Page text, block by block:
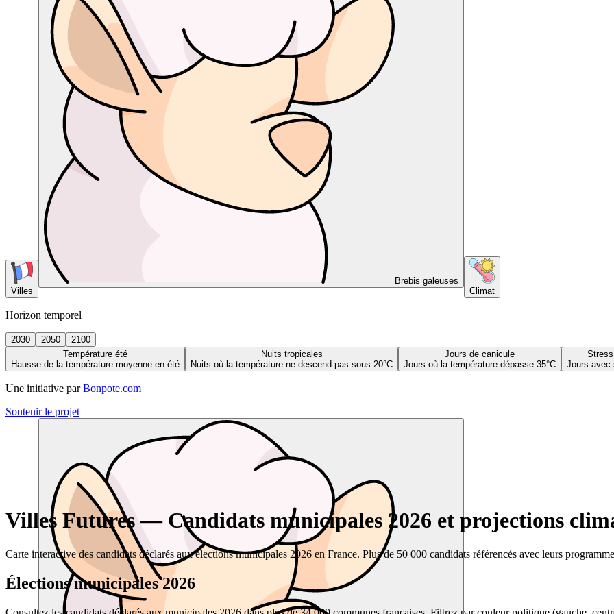
Villes
Brebis galeuses
Climat
Horizon temporel
2030 2050
2100
Température été
Hausse de la température moyenne en été
Nuits tropicales
Nuits où la température ne descend pas sous 20°C
Jours de canicule
Jours où la température dépasse 35°C
Jours avec
Une initiative par Bonpote.com
Soutenir le projet
Villes Futures — Candidats municipales 2026 et projections
Carte interactive des candidats déclarés aux élections municipales 2026 en France. Plus de 50 000 candidats référencés avec leurs
Élections municipales 2026